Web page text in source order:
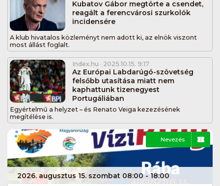
Kubatov Gábor megtörte a csendet,
reagált a ferencvárosi szurkolók
incidensére
A klub hivatalos közleményt nem adott ki, az elnök viszont
most állást foglalt.
Index.hu · 2025.10.15. 9:17
Az Európai Labdarúgó-szövetség
felsőbb utasítása miatt nem
kaphattunk tizenegyest
Portugáliában
Egyértelmű a helyzet – és Renato Veiga kezezésének
megítélése is.
Nevezés
2026. augusztus 15. szombat 08:00 - 18:00